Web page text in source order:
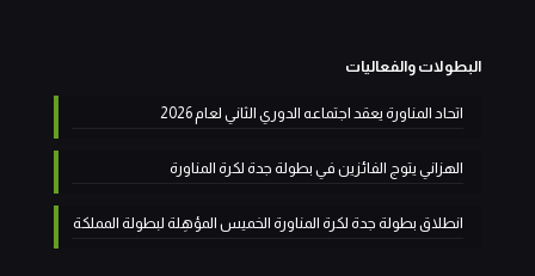
البطولات والفعاليات
اتحاد المناورة يعقد اجتماعه الدوري الثاني لعام 2026
الهزاني يتوج الفائزين في بطولة جدة لكرة المناورة
انطلاق بطولة جدة لكرة المناورة الخميس المؤهِلة لبطولة المملكة